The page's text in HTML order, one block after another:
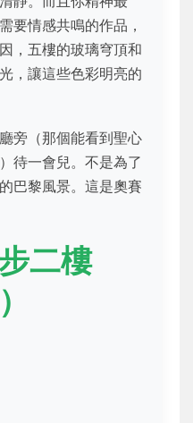
要情感共鳴的作品，
，五樓的玻璃穹頂和
，讓這些色彩明亮的
旁（那個能看到聖心
待一會兒。不是為了
巴黎風景。這是奧賽
二樓